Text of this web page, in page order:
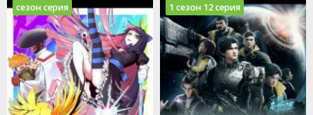
сезон серия 1 сезон 12 серия